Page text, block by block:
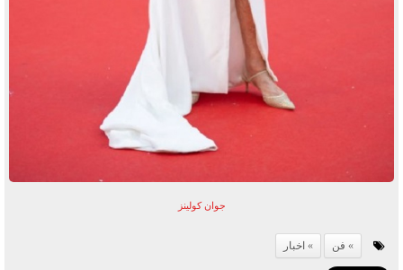
جوان كولينز
فن اخبار